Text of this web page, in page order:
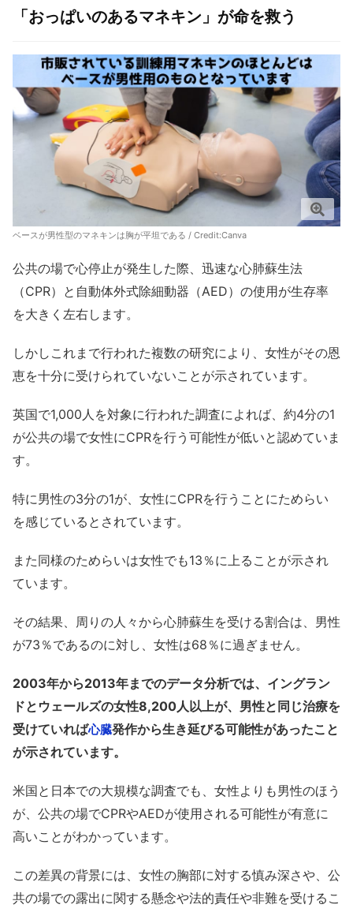
「おっぱいのあるマネキン」が命を救う
ベースが男性型のマネキンは胸が平坦である / Credit:Canva
公共の場で心停止が発生した際、迅速な心肺蘇生法
（CPR）と自動体外式除細動器（AED）の使用が生存率
を大きく左右します。
しかしこれまで行われた複数の研究により、女性がその恩
恵を十分に受けられていないことが示されています。
英国で1,000人を対象に行われた調査によれば、約4分の1
が公共の場で女性にCPRを行う可能性が低いと認めていま
す。
特に男性の3分の1が、女性にCPRを行うことにためらい
を感じているとされています。
また同様のためらいは女性でも13％に上ることが示され
ています。
その結果、周りの人々から心肺蘇生を受ける割合は、男性
が73％であるのに対し、女性は68％に過ぎません。
2003年から2013年までのデータ分析では、イングラン
ドとウェールズの女性8,200人以上が、男性と同じ治療を
受けていれば心臓発作から生き延びる可能性があったこと
が示されています。
米国と日本での大規模な調査でも、女性よりも男性のほう
が、公共の場でCPRやAEDが使用される可能性が有意に
高いことがわかっています。
この差異の背景には、女性の胸部に対する慎み深さや、公
共の場での露出に関する懸念や法的責任や非難を受けるこ